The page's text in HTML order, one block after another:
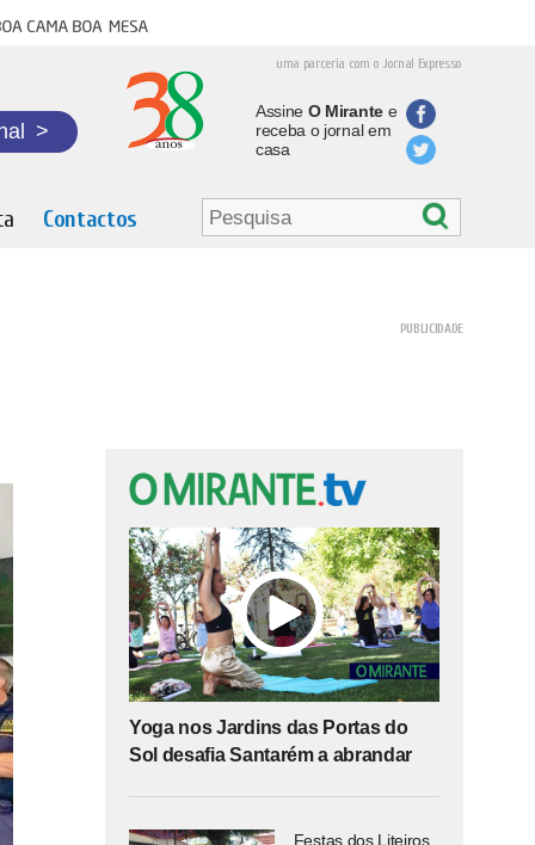
cama boa mesa
uma parceria com o Jornal Expresso
>
Assine O Mirantee
receba o jornal em
casa
Contactos
Yoga nos Jardins das Portas do
Sol desafia Santarém a abrandar
Festas dos Liteiros